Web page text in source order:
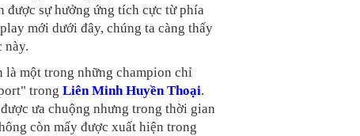
được sự hưởng ứng tích cực từ phía
mới dưới đây, chúng ta càng thấy
này.
là một trong những champion chỉ
trong Liên Minh Huyền Thoại.
ưa chuộng nhưng trong thời gian
còn mấy được xuất hiện trong